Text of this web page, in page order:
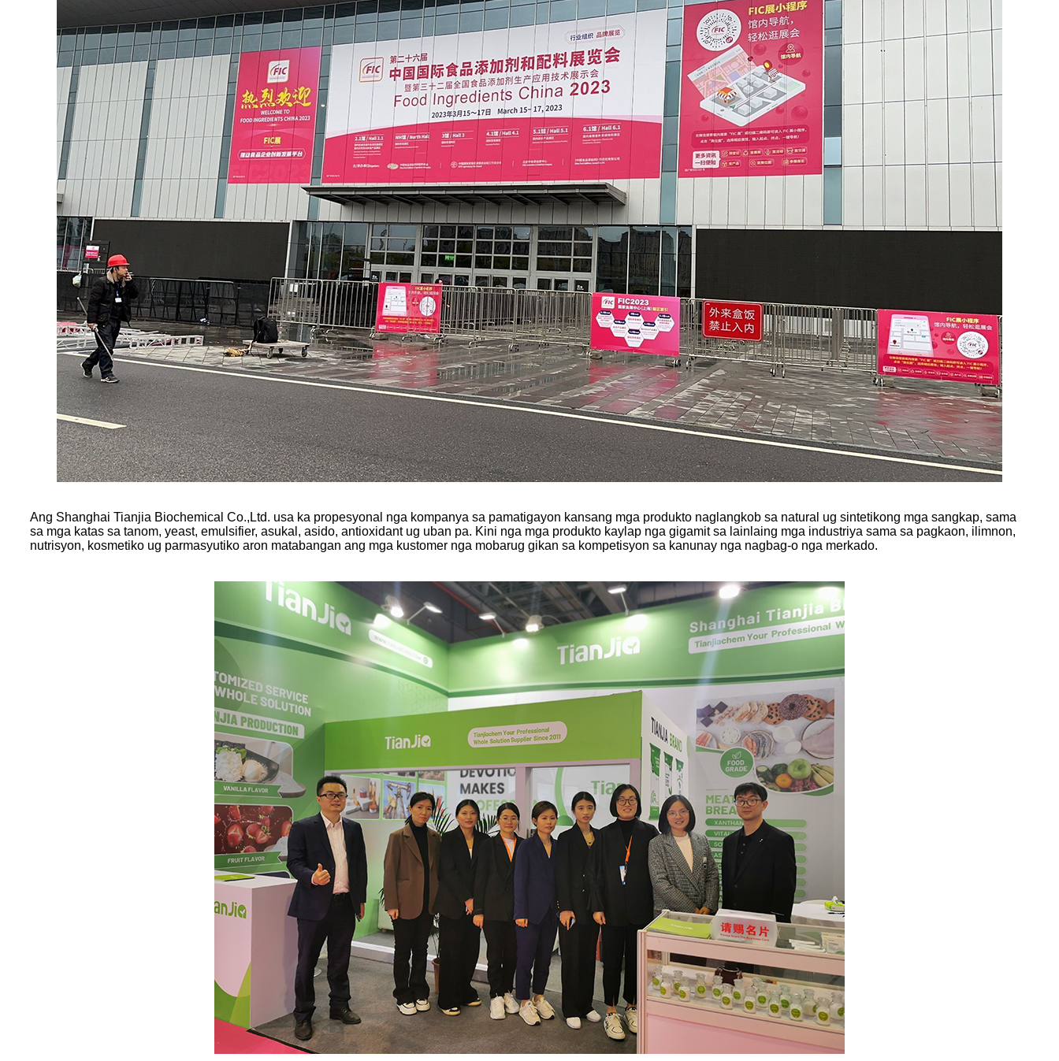
Ang Shanghai Tianjia Biochemical Co.,Ltd. usa ka propesyonal nga kompanya sa pamatigayon kansang mga produkto naglangkob sa natural ug sintetikong mga sangkap, sama
sa mga katas sa tanom, yeast, emulsifier, asukal, asido, antioxidant ug uban pa. Kini nga mga produkto kaylap nga gigamit sa lainlaing mga industriya sama sa pagkaon, ilimnon,
nutrisyon, kosmetiko ug parmasyutiko aron matabangan ang mga kustomer nga mobarug gikan sa kompetisyon sa kanunay nga nagbag-o nga merkado.